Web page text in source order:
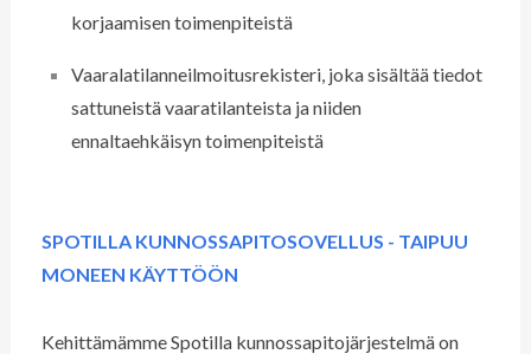
korjaamisen toimenpiteistä
Vaaralatilanneilmoitusrekisteri, joka sisältää tiedot
sattuneistä vaaratilanteista ja niiden
ennaltaehkäisyn toimenpiteistä
SPOTILLA KUNNOSSAPITOSOVELLUS - TAIPUU
MONEEN KÄYTTÖÖN
Kehittämämme Spotilla kunnossapitojärjestelmä on